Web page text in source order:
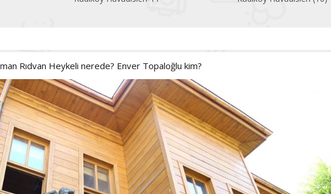
Rıdvan Heykeli nerede? Enver Topaloğlu kim?